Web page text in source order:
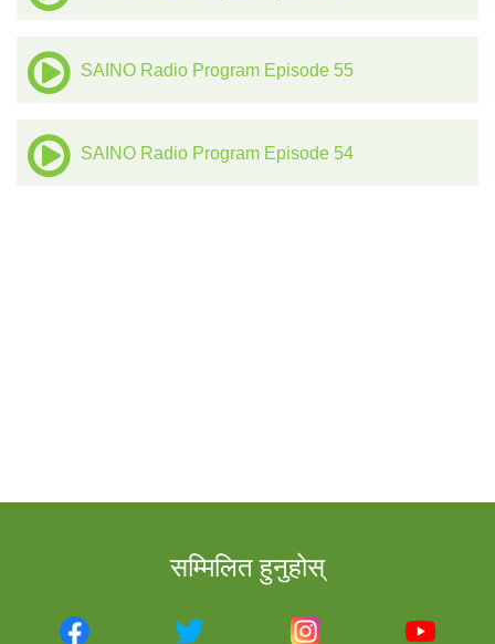
SAINO Radio Program Episode 55
SAINO Radio Program Episode 54
सम्मिलित हुनुहोस्